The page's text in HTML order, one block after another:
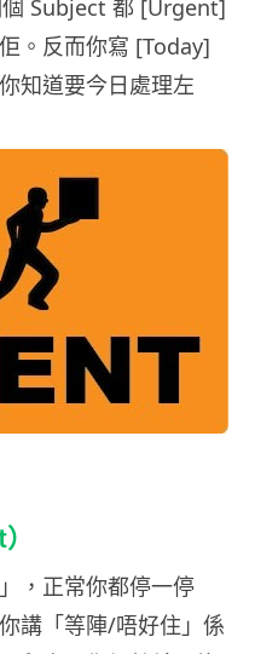
Subject 都 [Urgent]
。反而你寫 [Today]
知道要今日處理左
，正常你都停一停
講「等陣/唔好住」係